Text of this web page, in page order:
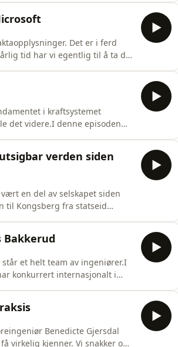
Det er i ferd
tid har vi egentlig til å ta det
i kraftsystemet
det videre.I denne episoden
verden siden
en del av selskapet siden
til Kongsberg fra statseid
Bakkerud
et helt team av ingeniører.I
konkurrert internasjonalt i
Benedicte Gjersdal
virkelig kjenner. Vi snakker om